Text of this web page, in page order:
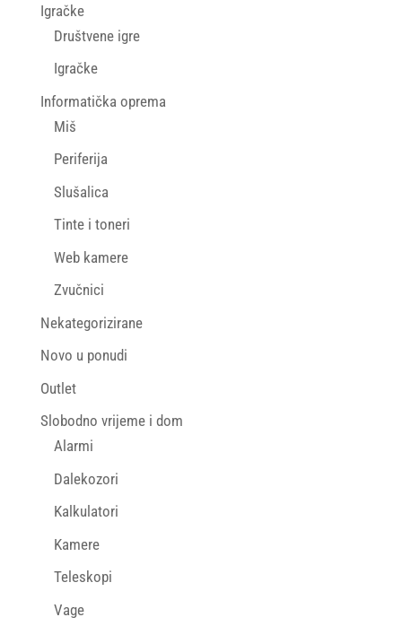
Igračke
Društvene igre
Igračke
Informatička oprema
Miš
Periferija
Slušalica
Tinte i toneri
Web kamere
Zvučnici
Nekategorizirane
Novo u ponudi
Outlet
Slobodno vrijeme i dom
Alarmi
Dalekozori
Kalkulatori
Kamere
Teleskopi
Vage